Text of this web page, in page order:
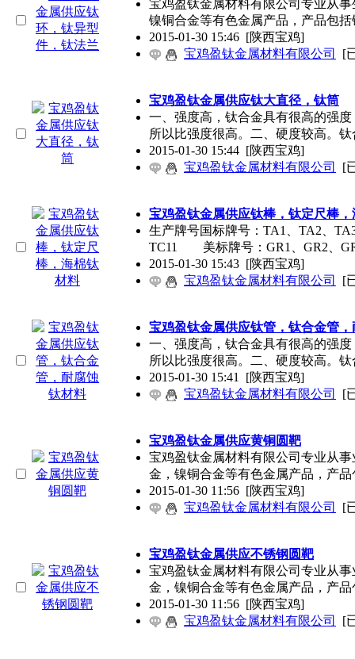
宝鸡盈钛金属材料有限公司专业从
镍铜合金等有色金属产品，产品包括
2015-01-30 15:46 [陕西宝鸡]
宝鸡盈钛金属材料有限公司
[
宝鸡盈钛金属供应钛大直径，钛筒
一、强度高，钛合金具有很高的强
所以比强度很高。二、硬度较高。钛
2015-01-30 15:44 [陕西宝鸡]
宝鸡盈钛金属材料有限公司
[
宝鸡盈钛金属供应钛棒，钛定尺棒
生产牌号国标牌号：TA1、TA2、
TC11 美标牌号：GR1、GR2、
2015-01-30 15:43 [陕西宝鸡]
宝鸡盈钛金属材料有限公司
[
宝鸡盈钛金属供应钛管，钛合金管
一、强度高，钛合金具有很高的强
所以比强度很高。二、硬度较高。钛
2015-01-30 15:41 [陕西宝鸡]
宝鸡盈钛金属材料有限公司
[
宝鸡盈钛金属供应黄铜圆靶
宝鸡盈钛金属材料有限公司专业从
金，镍铜合金等有色金属产品，产品
2015-01-30 11:56 [陕西宝鸡]
宝鸡盈钛金属材料有限公司
[
宝鸡盈钛金属供应不锈钢圆靶
宝鸡盈钛金属材料有限公司专业从
金，镍铜合金等有色金属产品，产品
2015-01-30 11:56 [陕西宝鸡]
宝鸡盈钛金属材料有限公司
[